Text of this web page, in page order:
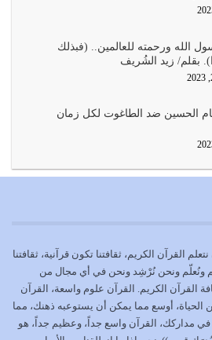
يجب النهوض بها كما ينبغي لكي
إلهي للمؤمنين وهو بمثابة سبب بينهم
الله ورحمته للعالمين.. (فبذلك
بقلم/ زيد الشُريف
الحسين ضد الطاغوت لكل زمان
القرآن الكريم، ثقافتنا تكون قرآنية، ثقافتنا
ونُعلّم ونحن نُرْشِد ونحن في أي مجال من
القرآن الكريم. القرآن علوم واسعة، القرآن
أوسع مما يمكن أن يستوعبه ذهنك، مما
مداركك، القرآن واسع جداً، وعظيم جداً، هو